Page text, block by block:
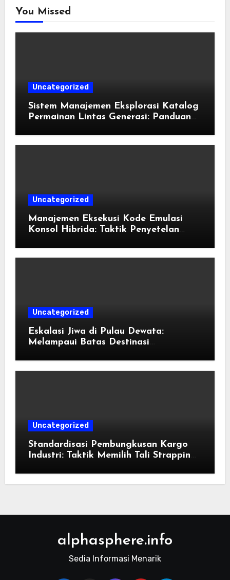
You Missed
Uncategorized
Sistem Manajemen Eksplorasi Katalog
Permainan Lintas Generasi: Panduan
Emulasi
Uncategorized
Manajemen Eksekusi Kode Emulasi
Konsol Hibrida: Taktik Penyetelan
Uncategorized
Eskalasi Jiwa di Pulau Dewata:
Melampaui Batas Destinasi
Uncategorized
Standardisasi Pembungkusan Kargo
Industri: Taktik Memilih Tali Strapping
alphasphere.info
Sedia Informasi Menarik